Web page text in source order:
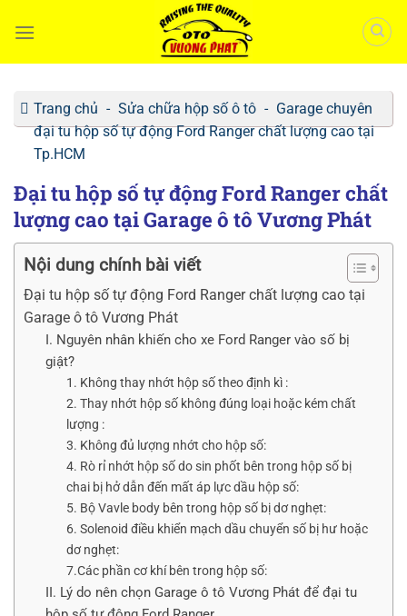
qua
Trang chủ - Sửa chữa hộp số ô tô - Garage chuyên
đại tu hộp số tự động Ford Ranger chất lượng cao tại
Tp.HCM
Đại tu hộp số tự động Ford Ranger chất
lượng cao tại Garage ô tô Vương Phát
Nội dung chính bài viết
Đại tu hộp số tự động Ford Ranger chất lượng cao tại
Garage ô tô Vương Phát
I. Nguyên nhân khiến cho xe Ford Ranger vào số bị
giật?
1. Không thay nhớt hộp số theo định kì :
2. Thay nhớt hộp số không đúng loại hoặc kém chất
lượng :
3. Không đủ lượng nhớt cho hộp số:
4. Rò rỉ nhớt hộp số do sin phốt bên trong hộp số bị
chai bị hở dẫn đến mất áp lực dầu hộp số:
5. Bộ Vavle body bên trong hộp số bị dơ nghẹt:
6. Solenoid điều khiển mạch dầu chuyển số bị hư hoặc
dơ nghẹt:
7.Các phần cơ khí bên trong hộp số:
II. Lý do nên chọn Garage ô tô Vương Phát để đại tu